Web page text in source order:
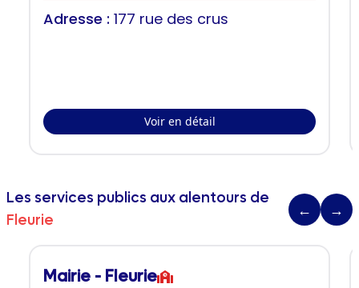
Adresse : 177 rue des crus
Voir en détail
Les services publics aux alentours de
Fleurie
← →
Mairie - Fleurie